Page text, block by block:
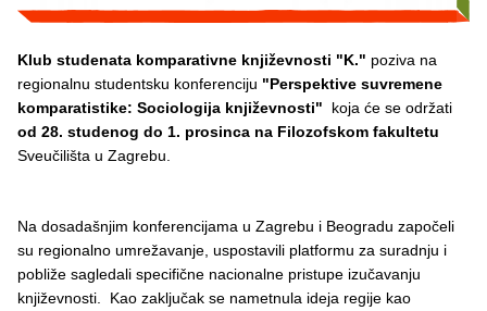
Klub studenata komparativne književnosti "K." poziva na
regionalnu studentsku konferenciju "Perspektive suvremene
komparatistike: Sociologija književnosti" koja će se održati
od 28. studenog do 1. prosinca na Filozofskom fakultetu
Sveučilišta u Zagrebu.
Na dosadašnjim konferencijama u Zagrebu i Beogradu započeli
su regionalno umrežavanje, uspostavili platformu za suradnju i
pobliže sagledali specifične nacionalne pristupe izučavanju
književnosti. Kao zaključak se nametnula ideja regije kao